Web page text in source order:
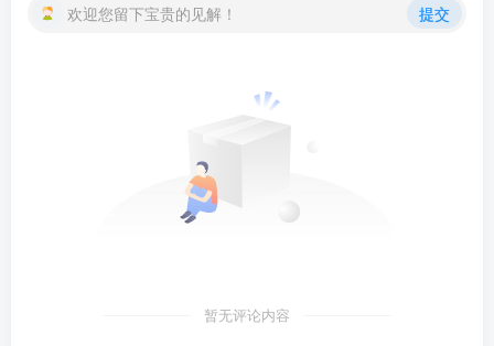
欢迎您留下宝贵的见解！ 提交
暂无评论内容